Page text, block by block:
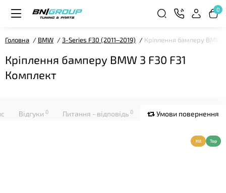
0
Головна BMW 3-Series F30 (2011–2019) Кріплення бамперу BMW
Кріплення бамперу BMW 3 F30 F31
Комплект
Відгуки 0 Питання - відповідь 0 Умови повернення
Hit Top